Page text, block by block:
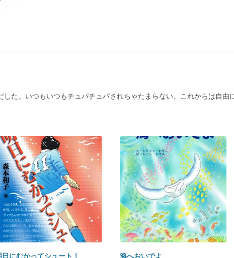
た。いつもいつもチュパチュパされちゃたまらない。これからは自由
日にむかってシュート！ 海へおいでよ